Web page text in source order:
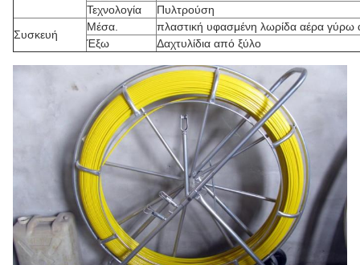
Τεχνολογία
Πυλτρούση
Συσκευή
Μέσα.
πλαστική υφασμένη λωρίδα αέρα γύρω
Έξω
Δαχτυλίδια από ξύλο